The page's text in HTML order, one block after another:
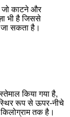
जो काटने और
भी है जिससे
जा सकता है।
किया गया है,
रूप से ऊपर-नीचे
तक है।